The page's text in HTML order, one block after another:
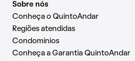
Sobre nós
Conheça o QuintoAndar
Regiões atendidas
Condomínios
Conheça a Garantia QuintoAndar